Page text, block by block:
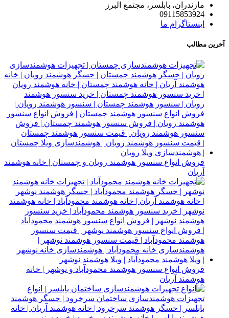
مازندران، بابلسر، مجتمع البرز
09115853924
اینستاگرام ما
آخرین مطالب
فروش انواع سنسور هوشمند رویان و چمستان | خانه هوشمند
آریان
فروش انواع سنسور هوشمند محمودآباد و نوشهر | خانه
هوشمند آریان